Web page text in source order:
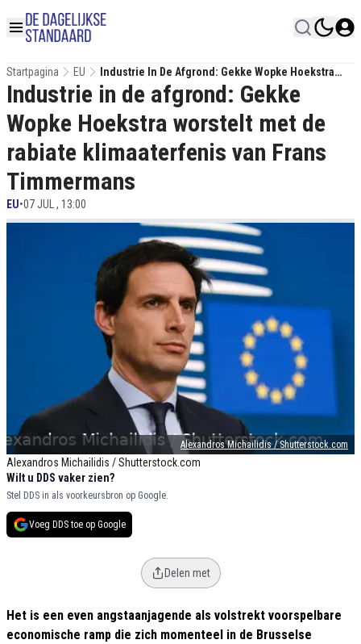
Startpagina EU
Industrie In De Afgrond: Gekke Wopke Hoekstra
Worstelt Met De Rabiate Klimaaterfenis Van Frans
Timmermans
Alexandros Michailidis / Shutterstock.com
Alexandros Michailidis / Shutterstock.com
Industrie in de afgrond: Gekke
Wopke Hoekstra worstelt met de
rabiate klimaaterfenis van Frans
Timmermans
EU•07 JUL , 13:00
Wilt u DDS vaker zien?
Stel DDS in als voorkeursbron op Google.
Voeg DDS toe op Google
Delen met
Het is een even angstaanjagende als volstrekt voorspelbare
economische ramp die zich momenteel in de Brusselse